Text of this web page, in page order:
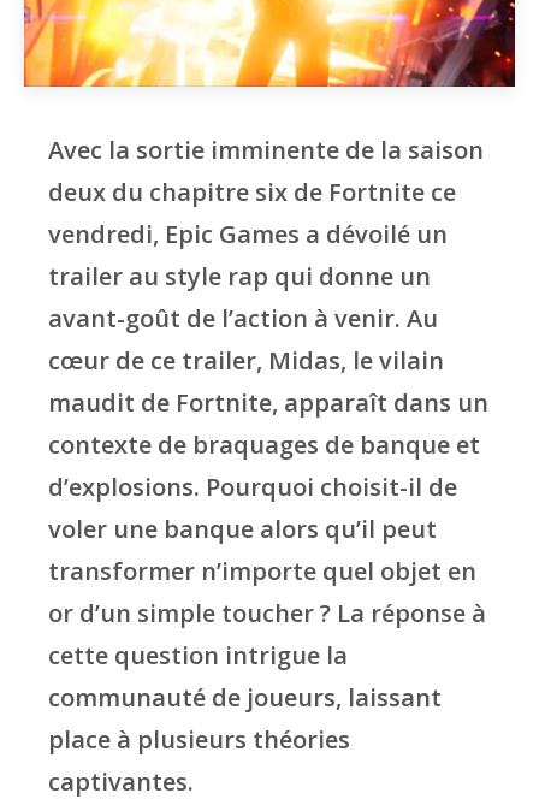
Avec la sortie imminente de la saison
deux du chapitre six de Fortnite ce
vendredi, Epic Games a dévoilé un
trailer au style rap qui donne un
avant-goût de l’action à venir. Au
cœur de ce trailer, Midas, le vilain
maudit de Fortnite, apparaît dans un
contexte de braquages de banque et
d’explosions. Pourquoi choisit-il de
voler une banque alors qu’il peut
transformer n’importe quel objet en
or d’un simple toucher ? La réponse à
cette question intrigue la
communauté de joueurs, laissant
place à plusieurs théories
captivantes.